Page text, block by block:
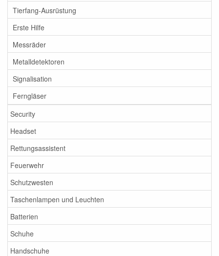
Tierfang-Ausrüstung
Erste Hilfe
Messräder
Metalldetektoren
Signalisation
Ferngläser
Security
Headset
Rettungsassistent
Feuerwehr
Schutzwesten
Taschenlampen und Leuchten
Batterien
Schuhe
Handschuhe